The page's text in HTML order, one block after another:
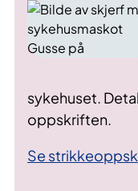
sykehuset.
oppskriften.
Se